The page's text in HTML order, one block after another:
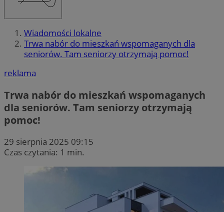
Wiadomości lokalne
Trwa nabór do mieszkań wspomaganych dla
seniorów. Tam seniorzy otrzymają pomoc!
reklama
Trwa nabór do mieszkań wspomaganych
dla seniorów. Tam seniorzy otrzymają
pomoc!
29 sierpnia 2025 09:15
Czas czytania: 1 min.